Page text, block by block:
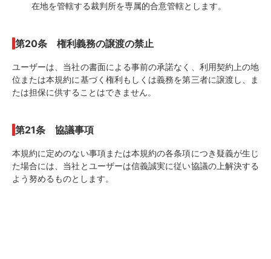
在地を管轄する裁判所を専属的合意管轄とします。
第20条 権利義務の譲渡の禁止
ユーザーは、当社の書面による事前の承諾なく、利用契約上の地
位または本規約に基づく権利もしくは義務を第三者に譲渡し、ま
たは担保に供することはできません。
第21条 協議事項
本規約に定めのない事項または本規約の各条項につき疑義が生じ
た場合には、当社とユーザーは信義誠実に従い協議の上解決する
よう努めるものとします。